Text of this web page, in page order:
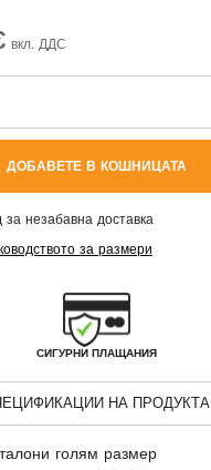
вкл. ДДС
ДОБАВЕТЕ В КОШНИЦАТА
незабавна доставка
за размери
СИГУРНИ ПЛАЩАНИЯ
НА ПРОДУКТА
голям размер